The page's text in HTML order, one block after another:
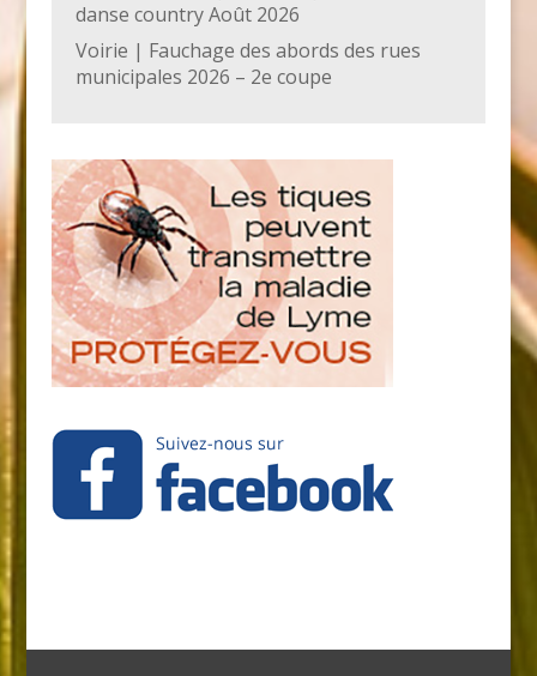
danse country Août 2026
Voirie | Fauchage des abords des rues
municipales 2026 – 2e coupe